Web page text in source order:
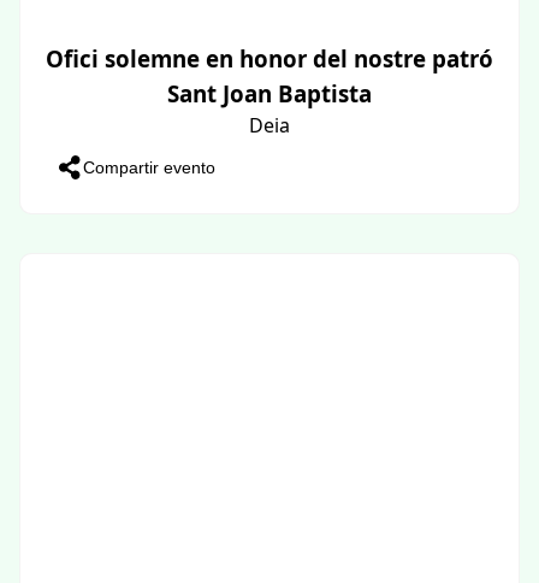
Ofici solemne en honor del nostre patró
Sant Joan Baptista
Deia
Compartir evento